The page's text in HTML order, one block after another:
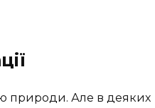
природи. Але в деяких